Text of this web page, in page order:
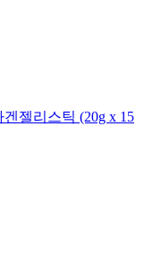
젤리스틱 (20g x 15